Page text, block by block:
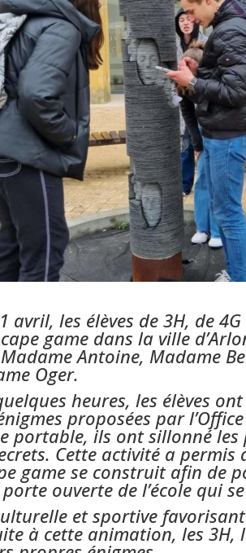
avril, les élèves de 3H, de
game dans la ville
Antoine, Madame
Oger.
heures, les élèves
proposées par
portable, ils ont sillonné les
Cette activité a
game se construit afin de
ouverte de l’école qui
et sportive
à cette animation, les 3H,